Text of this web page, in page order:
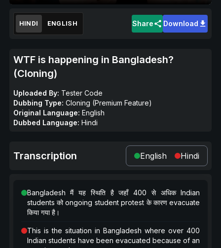
HINDI ENGLISH Share Download
WTF is happening in Bangladesh?
(Cloning)
Uploaded By: Tester Code
Dubbing Type: Cloning (Premium Feature)
Original Language: English
Dubbed Language: Hindi
Transcription English Hindi
Bangladesh मैं यह स्थिति है जहाँ 400 से अधिक Indian
students को ongoing student protest के कारण evacuate
किया गया है।
This is the situation in Bangladesh where over 400
Indian students have been evacuated because of an